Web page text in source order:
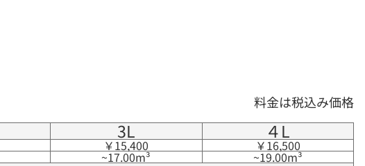
料金は税込み価格
3L ４L
￥15,400 ￥16,500
~17.00m³ ~19.00m³